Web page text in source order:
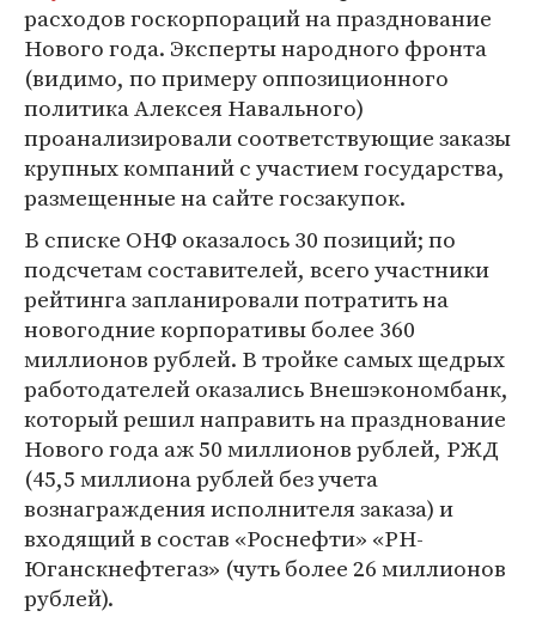
расходов госкорпораций на празднование
Нового года. Эксперты народного фронта
(видимо, по примеру оппозиционного
политика Алексея Навального)
проанализировали соответствующие заказы
крупных компаний с участием государства,
размещенные на сайте госзакупок.
В списке ОНФ оказалось 30 позиций; по
подсчетам составителей, всего участники
рейтинга запланировали потратить на
новогодние корпоративы более 360
миллионов рублей. В тройке самых щедрых
работодателей оказались Внешэкономбанк,
который решил направить на празднование
Нового года аж 50 миллионов рублей, РЖД
(45,5 миллиона рублей без учета
вознаграждения исполнителя заказа) и
входящий в состав «Роснефти» «РН-
Юганскнефтегаз» (чуть более 26 миллионов
рублей).